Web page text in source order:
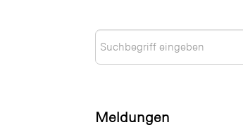
Meldungen